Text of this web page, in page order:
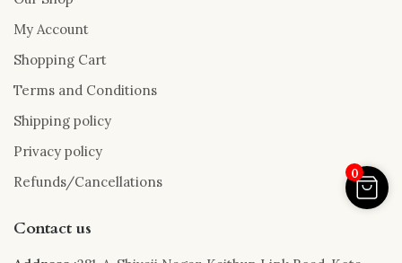
My Account
Shopping Cart
Terms and Conditions
Shipping policy
Privacy policy
Refunds/Cancellations
Contact us
0